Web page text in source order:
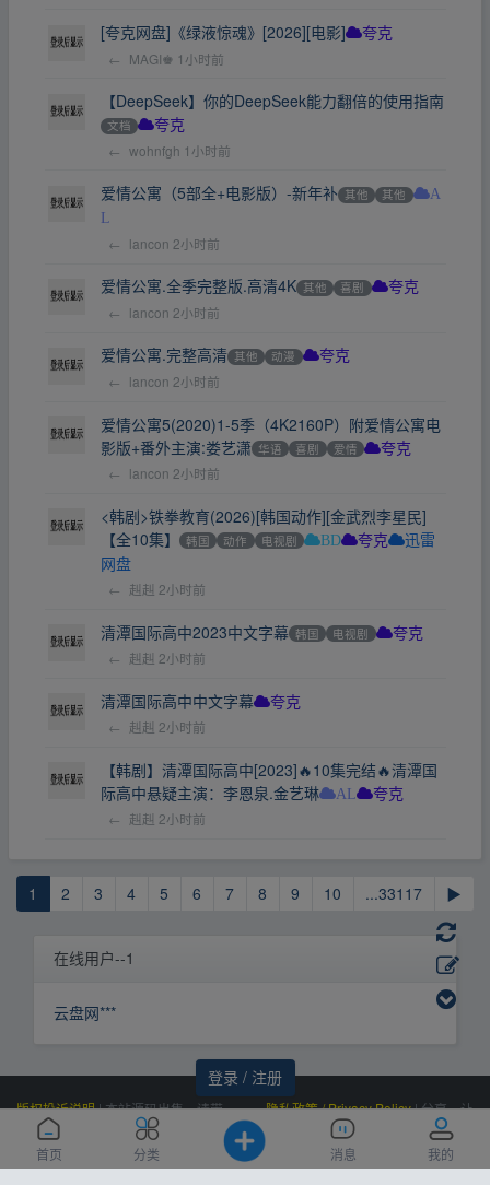
首页 分类 消息 我的
登录 / 注册
[夸克网盘]《绿液惊魂》[2026][电影] 夸克
← MAGI♚ 1小时前
【DeepSeek】你的DeepSeek能力翻倍的使用指南
文档 夸克
← wohnfgh 1小时前
爱情公寓（5部全+电影版）-新年补 其他 其他
A
L
← lancon 2小时前
爱情公寓.全季完整版.高清4K 其他 喜剧 夸克
← lancon 2小时前
爱情公寓.完整高清 其他 动漫 夸克
← lancon 2小时前
爱情公寓5(2020)1-5季（4K2160P）附爱情公寓电
影版+番外主演:娄艺潇 华语 喜剧 爱情 夸克
← lancon 2小时前
<韩剧>铁拳教育(2026)[韩国动作][金武烈李星民]
【全10集】
韩国 动作 电视剧 BD 夸克
迅雷
网盘
← 赳赳 2小时前
清潭国际高中2023中文字幕 韩国 电视剧 夸克
← 赳赳 2小时前
清潭国际高中中文字幕 夸克
← 赳赳 2小时前
【韩剧】清潭国际高中[2023]🔥10集完结🔥清潭国
际高中悬疑主演：李恩泉.金艺琳
AL 夸克
← 赳赳 2小时前
1 2 3 4 5 6 7 8 9 10 ...33117 ▶
在线用户--1
云盘网***
版权投诉说明|本站源码出售，请带
价邮箱联系，非诚勿扰！
隐私政策 / Privacy Policy|分享，让
资源更有价值！
Powered by
云盘资源网|
(Contact Us)：
|Processed: 0.012, SQL:
10|感谢恒创科技赞助